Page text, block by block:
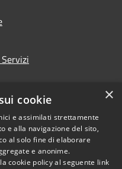
Copyright © 2026 • Comune di
×
cookie
e assimilati strettamente
e alla navigazione del sito,
al solo fine di elaborare
e anonime.
cookie policy al seguente link